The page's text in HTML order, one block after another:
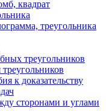
квадрат
треугольника
треугольников
к доказательству
сторонами и углами